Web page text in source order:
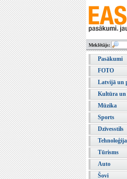
Meklētājs:
Pasākumi
FOTO
Latvijā un
Kultūra un
Mūzika
Sports
Dzīvesstils
Tūrisms
Auto
Šovi